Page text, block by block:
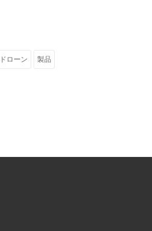
ローン 製品